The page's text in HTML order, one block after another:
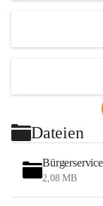
Dateien
Bürgerservice
2,08 MB